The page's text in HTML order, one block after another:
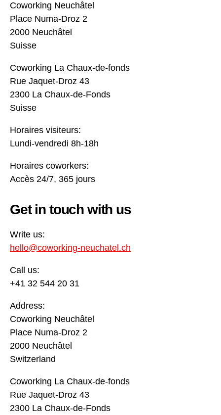
Coworking Neuchâtel
Place Numa-Droz 2
2000 Neuchâtel
Suisse
Coworking La Chaux-de-fonds
Rue Jaquet-Droz 43
2300 La Chaux-de-Fonds
Suisse
Horaires visiteurs:
Lundi-vendredi 8h-18h
Horaires coworkers:
Accès 24/7, 365 jours
Get in touch with us
Write us:
hello@coworking-neuchatel.ch
Call us:
+41 32 544 20 31
Address:
Coworking Neuchâtel
Place Numa-Droz 2
2000 Neuchâtel
Switzerland
Coworking La Chaux-de-fonds
Rue Jaquet-Droz 43
2300 La Chaux-de-Fonds